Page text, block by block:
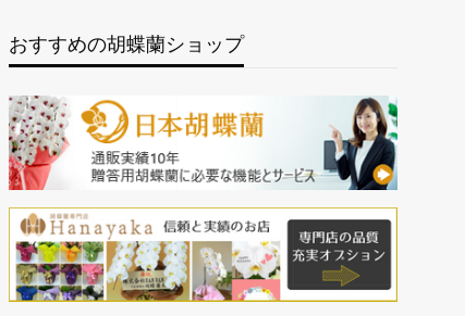
おすすめの胡蝶蘭ショップ